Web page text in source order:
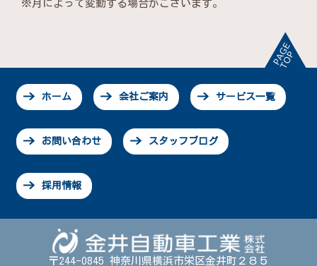
※月によって変動する場合がございます。
ホーム 会社ご案内 サービス一覧
お問い合わせ スタッフブログ
採用情報
〒244-0845 神奈川県横浜市栄区金井町２８５